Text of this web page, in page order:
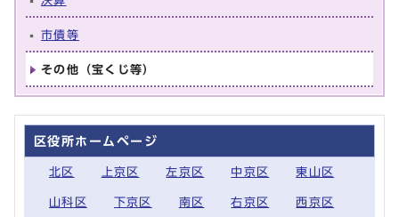
市債等
その他（宝くじ等）
区役所ホームページ
北区 上京区 左京区 中京区 東山区
山科区 下京区 南区 右京区 西京区